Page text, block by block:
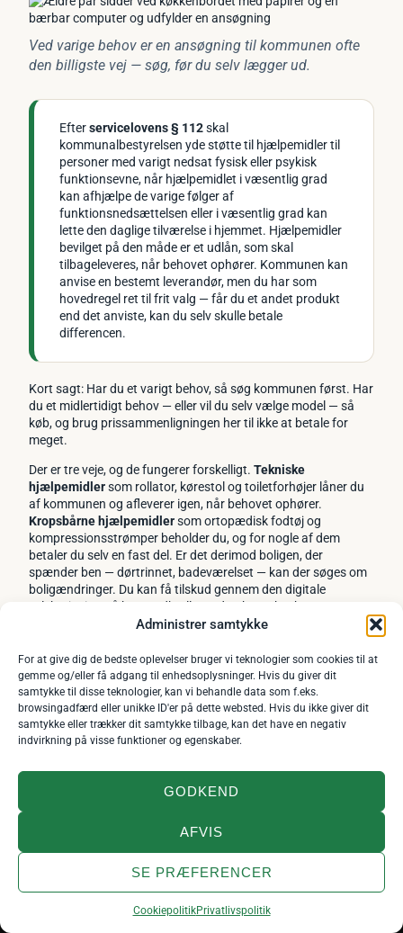
Administrer samtykke
For at give dig de bedste oplevelser bruger vi teknologier som cookies til at
gemme og/eller få adgang til enhedsoplysninger. Hvis du giver dit
samtykke til disse teknologier, kan vi behandle data som f.eks.
browsingadfærd eller unikke ID'er på dette websted. Hvis du ikke giver dit
samtykke eller trækker dit samtykke tilbage, kan det have en negativ
indvirkning på visse funktioner og egenskaber.
GODKEND
AFVIS
SE PRÆFERENCER
CookiepolitikPrivatlivspolitik
Ved varige behov er en ansøgning til kommunen ofte
den billigste vej — søg, før du selv lægger ud.
Efterservicelovens § 112skal
kommunalbestyrelsen yde støtte til hjælpemidler til
personer med varigt nedsat fysisk eller psykisk
funktionsevne, når hjælpemidlet i væsentlig grad
kan afhjælpe de varige følger af
funktionsnedsættelsen eller i væsentlig grad kan
lette den daglige tilværelse i hjemmet. Hjælpemidler
bevilget på den måde er et udlån, som skal
tilbageleveres, når behovet ophører. Kommunen kan
anvise en bestemt leverandør, men du har som
hovedregel ret til frit valg — får du et andet produkt
end det anviste, kan du selv skulle betale
differencen.
Kort sagt: Har du et varigt behov, så søg kommunen først. Har
du et midlertidigt behov — eller vil du selv vælge model — så
køb, og brug prissammenligningen her til ikke at betale for
meget.
Der er tre veje, og de fungerer forskelligt. Tekniske
hjælpemidlersom rollator, kørestol og toiletforhøjer låner du
af kommunen og afleverer igen, når behovet ophører.
Kropsbårne hjælpemidlersom ortopædisk fodtøj og
kompressionsstrømper beholder du, og for nogle af dem
betaler du selv en fast del. Er det derimod boligen, der
spænder ben — dørtrinnet, badeværelset — kan der søges om
boligændringer. Du kan få tilskud gennem den digitale
selvbetjening på borger.dk, eller ved at kontakte kommunen
direkte; ansøgningen er gratis, og hjælpen afhænger hverken
bevilling, hvor vi gennemgår reglerne, beløbene og hvordan du
klager over et afslag.
Sådan arbejder vi
Priserne på siderne hentes automatisk fra forhandlernes egne
produktdata og opdateres dagligt. Vi fremhæver den billigste
provision. Fragt indgår ikke i sammenligningen, fordi den
Vi tester ikke produkterne på et laboratorium, og vi lader ikke
som om. Det, vi kan, er at gøre markedet gennemsigtigt: hvilke
×